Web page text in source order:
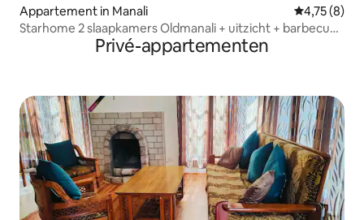
Appartement in Manali
4,75 (8)
Starhome 2 slaapkamers Oldmanali + uitzicht + barbecue,
Privé-appartementen